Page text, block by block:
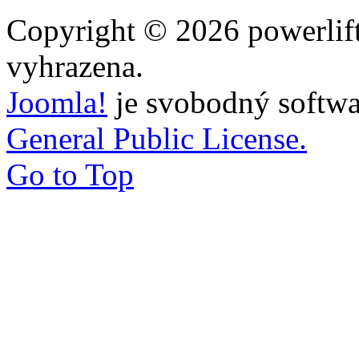
Copyright © 2026
vyhrazena.
Joomla! je svobodný
General Public License.
Go to Top